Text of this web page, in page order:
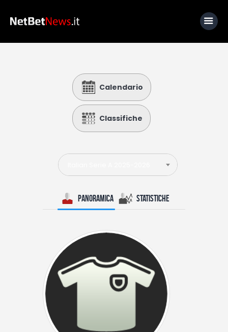
Calcio
Basket
Tennis
Lo Sapevi Che
I consigli di Giulia
Calendario
Classifiche
Panoramica Statistiche